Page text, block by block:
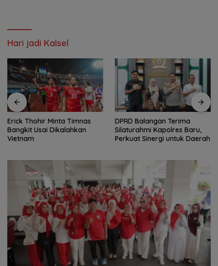
Hari jadi Kalsel
Erick Thohir Minta Timnas
Bangkit Usai Dikalahkan
Vietnam
DPRD Balangan Terima
Silaturahmi Kapolres Baru,
Perkuat Sinergi untuk Daerah